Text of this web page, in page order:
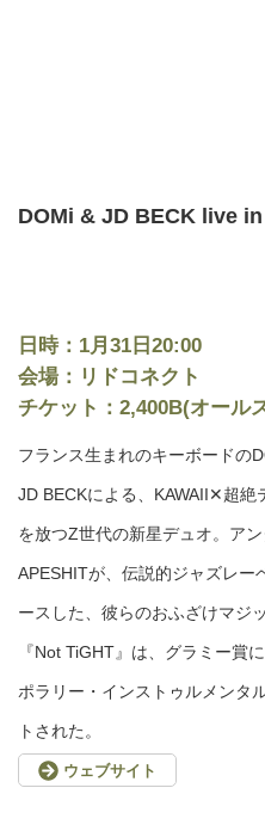
DOMi & JD BECK live
日時：1月31日20:00
会場：リドコネクト
チケット：2,400B(オール
フランス生まれのキーボードの
JD BECKによる、KAWAII✕超
を放つZ世代の新星デュオ。ア
APESHITが、伝説的ジャズレー
ースした、彼らのおふざけマジ
『Not TiGHT』は、グラミー賞
ポラリー・インストゥルメンタ
トされた。
ウェブサイト